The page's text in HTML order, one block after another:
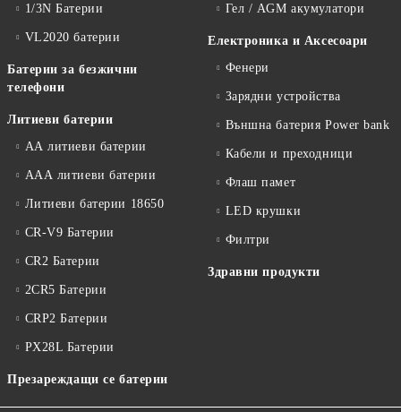
1/3N Батерии
VL2020 батерии
Батерии за безжични
телефони
Литиеви батерии
АА литиеви батерии
ААА литиеви батерии
Литиеви батерии 18650
CR-V9 Батерии
CR2 Батерии
2CR5 Батерии
CRP2 Батерии
PX28L Батерии
Презареждащи се батерии
Гел / AGM акумулатори
Електроника и Аксесоари
Фенери
Зарядни устройства
Външна батерия Power bank
Кабели и преходници
Флаш памет
LED крушки
Филтри
Здравни продукти